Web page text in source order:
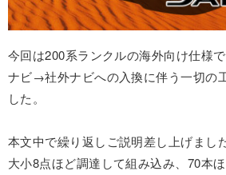
今回は200系ランクルの海外向け仕様
ナビ→社外ナビへの入換に伴う一切の
した。
本文中で繰り返しご説明差し上げまし
大小8点ほど調達して組み込み、70本